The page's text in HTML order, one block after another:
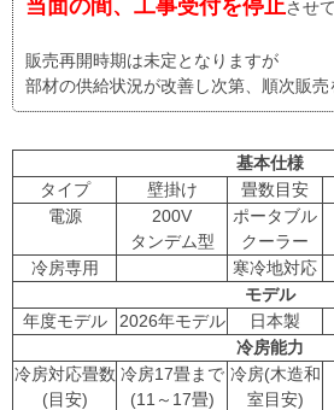
当面の間、工事受付を停止させ
販売再開時期は未定となりますが
部材の供給状況が改善し次第、順次販売
基本仕様
タイプ
壁掛け 畳数目安
電源
200V
タンデム型
ポータブル
クーラー
冷房専用
寒冷地対応
モデル
年度モデル
2026年モデル
日本製
冷房能力
冷房対応畳数
(目安)
冷房17畳まで
(11～17畳)
冷房(木造和
室目安)